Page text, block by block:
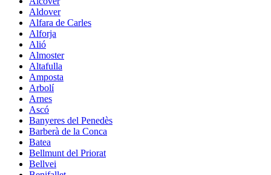
Aldover
Alfara de Carles
Alforja
Alió
Almoster
Altafulla
Amposta
Arbolí
Arnes
Ascó
Banyeres del Penedès
Barberà de la Conca
Batea
Bellmunt del Priorat
Bellvei